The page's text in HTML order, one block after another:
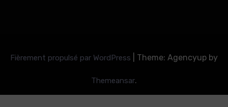
Fièrement propulsé par WordPress Theme: Agencyup by
Themeansar.